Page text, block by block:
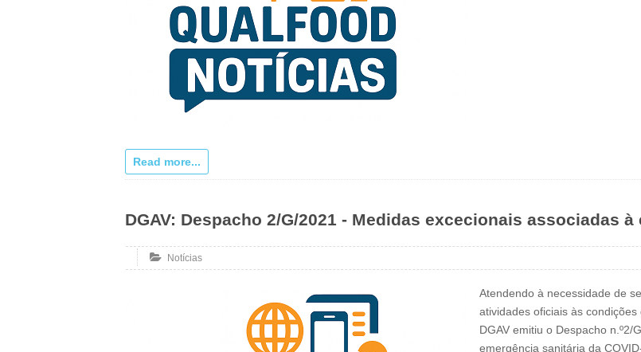
Read more...
DGAV: Despacho 2/G/2021 - Medidas excecionais associadas
Notícias
Atendendo à necessidade de
atividades oficiais às
DGAV emitiu o Despacho
emergência sanitária da